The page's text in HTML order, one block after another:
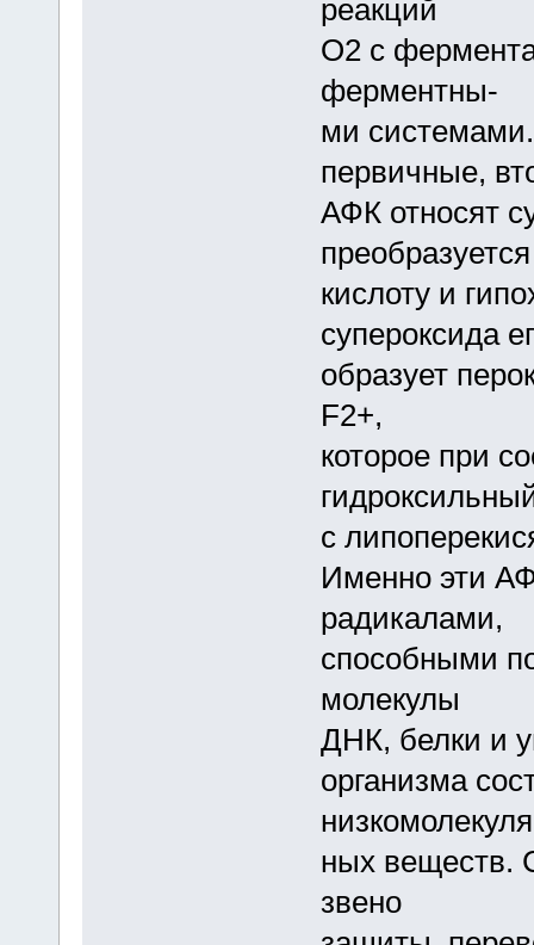
реакций
О2 с
ферментны-
ми
первичные,
АФК относят
кислоту и
супероксида
образует
F2+,
которое при
с
Именно эти
радикалами,
способными
молекулы
ДНК, белки и
организма
ных веществ.
звено